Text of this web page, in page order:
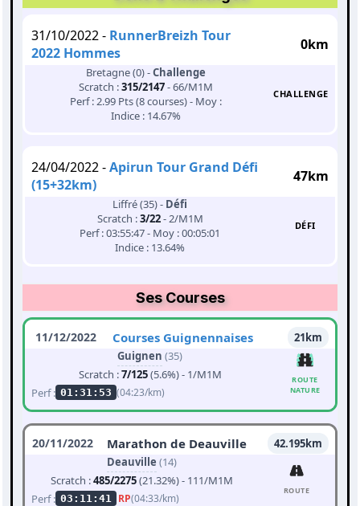
31/10/2022 - RunnerBreizh Tour
2022 Hommes
0km
Bretagne (0) -Challenge
Scratch :315/2147- 66/M1M
Perf : 2.99 Pts (8 courses) - Moy :
Indice : 14.67%
CHALLENGE
24/04/2022 -Apirun Tour Grand Défi
(15+32km)
47km
Liffré (35) - Défi
Scratch :3/22- 2/M1M
Perf : 03:55:47 - Moy : 00:05:01
Indice : 13.64%
DÉFI
Ses Courses
11/12/2022 Courses Guignennaises
21km
Guignen (35)
Scratch :7/125(5.6%) - 1/M1M
Perf : 01:31:53 (04:23/km)
ROUTE
NATURE
20/11/2022 Marathon de Deauville
42.195km
Deauville (14)
Scratch :485/2275(21.32%) - 111/M1M
Perf : 03:11:41 RP(04:33/km)
ROUTE